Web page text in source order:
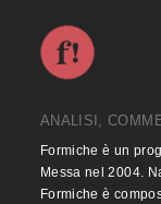
ANALISI,
Formiche è un
Messa nel 2004.
Formiche è